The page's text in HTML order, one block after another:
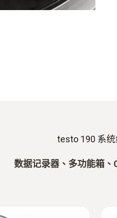
testo 190 系
数据记录器、多功能箱、